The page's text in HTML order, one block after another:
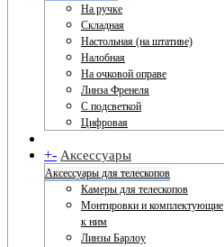
На ручке
Складная
Настольная (на штативе)
Налобная
На очковой оправе
Линза Френеля
С подсветкой
Цифровая
+- Аксессуары
Аксессуары для телескопов
Камеры для телескопов
Монтировки и комплектующие
к ним
Линзы Барлоу